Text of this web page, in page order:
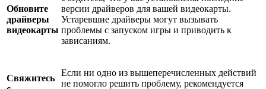
Обновите
драйверы
видеокарты
версии драйверов для вашей видеокарты.
Устаревшие драйверы могут вызывать
проблемы с запуском игры и приводить к
зависаниям.
Свяжитесь
Если ни одно из вышеперечисленных действий
не помогло решить проблему, рекомендуется